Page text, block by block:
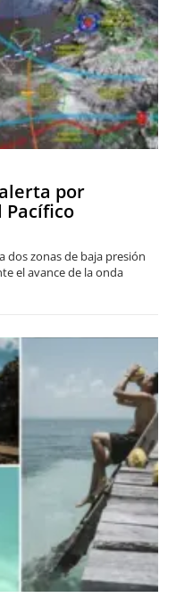
por
Pacífico
dos zonas de baja presión
el avance de la onda